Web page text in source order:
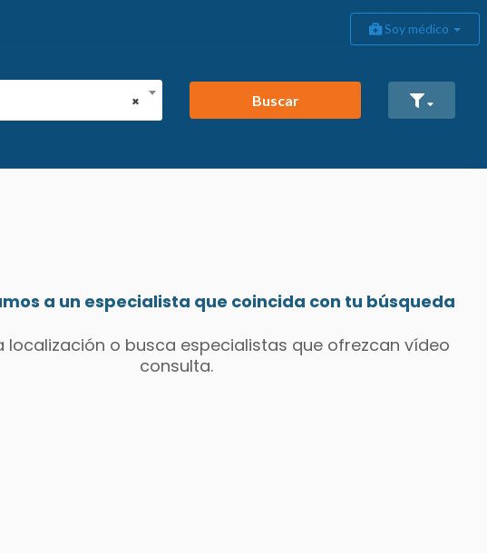
Soy médico
×
Buscar
a un especialista que coincida con tu búsqueda
o busca especialistas que ofrezcan vídeo
consulta.